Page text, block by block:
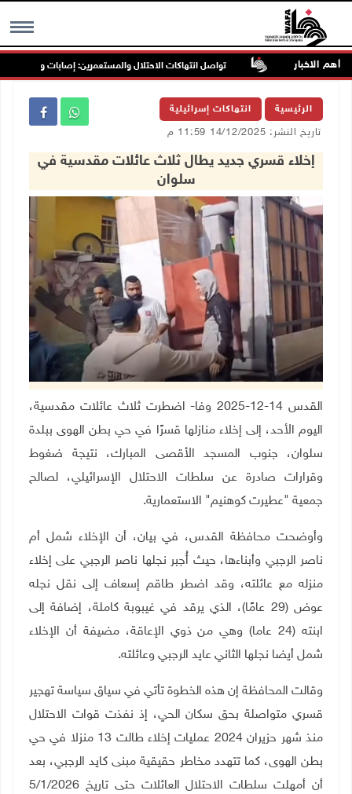
MENU أهم الاخبار تواصل انتهاكات الاحتلال والمستعمرين: إصابات واعتقالات
الرئيسية انتهاكات إسرائيلية
تاريخ النشر: 14/12/2025 11:59 م
إخلاء قسري جديد يطال ثلاث عائلات مقدسية في
سلوان
القدس 14-12-2025 وفا- اضطرت ثلاث عائلات مقدسية،
اليوم الأحد، إلى إخلاء منازلها قسرًا في حي بطن الهوى ببلدة
سلوان، جنوب المسجد الأقصى المبارك، نتيجة ضغوط
وقرارات صادرة عن سلطات الاحتلال الإسرائيلي، لصالح
جمعية "عطيرت كوهنيم" الاستعمارية.
وأوضحت محافظة القدس، في بيان، أن الإخلاء شمل أم
ناصر الرجبي وأبناءها، حيث أُجبر نجلها ناصر الرجبي على إخلاء
منزله مع عائلته، وقد اضطر طاقم إسعاف إلى نقل نجله
عوض (29 عامًا)، الذي يرقد في غيبوبة كاملة، إضافة إلى
ابنته (24 عاما) وهي من ذوي الإعاقة، مضيفة أن الإخلاء
شمل أيضا نجلها الثاني عايد الرجبي وعائلته.
وقالت المحافظة إن هذه الخطوة تأتي في سياق سياسة تهجير
قسري متواصلة بحق سكان الحي، إذ نفذت قوات الاحتلال
منذ شهر حزيران 2024 عمليات إخلاء طالت 13 منزلا في حي
بطن الهوى، كما تتهدد مخاطر حقيقية مبنى كايد الرجبي، بعد
أن أمهلت سلطات الاحتلال العائلات حتى تاريخ 5/1/2026